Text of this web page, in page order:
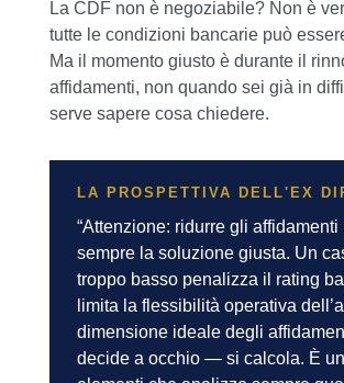
La CDF non è negoziabile? Non è
tutte le condizioni bancarie può
Ma il momento giusto è durante il
affidamenti, non quando sei già in
serve sapere cosa chiedere.
LA PROSPETTIVA DELL'EX
“Attenzione: ridurre gli affidamenti
sempre la soluzione giusta. Un
troppo basso penalizza il rating
limita la flessibilità operativa
dimensione ideale degli
decide a occhio — si calcola. È